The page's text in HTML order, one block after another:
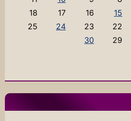
15
16
17
18
22
23
24
25
29
30